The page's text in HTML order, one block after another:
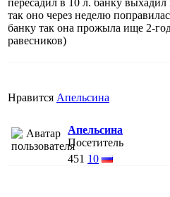
так оно через неделю
банку так она прожыла ище 2-
равесников)
Нравится Апельсина
Апельсина
Посетитель
451 10